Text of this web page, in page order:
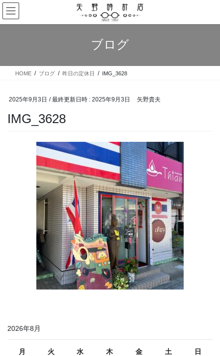
コ
ン
テ
ス
ナ
ビ
ゲ
ン
ブログ
HOME ブログ 昨日の定休日 IMG_3628
2025年9月3日 / 最終更新日時 : 2025年9月3日 矢野貴夫
IMG_3628
2026年8月
月 火 水 木 金 土 日